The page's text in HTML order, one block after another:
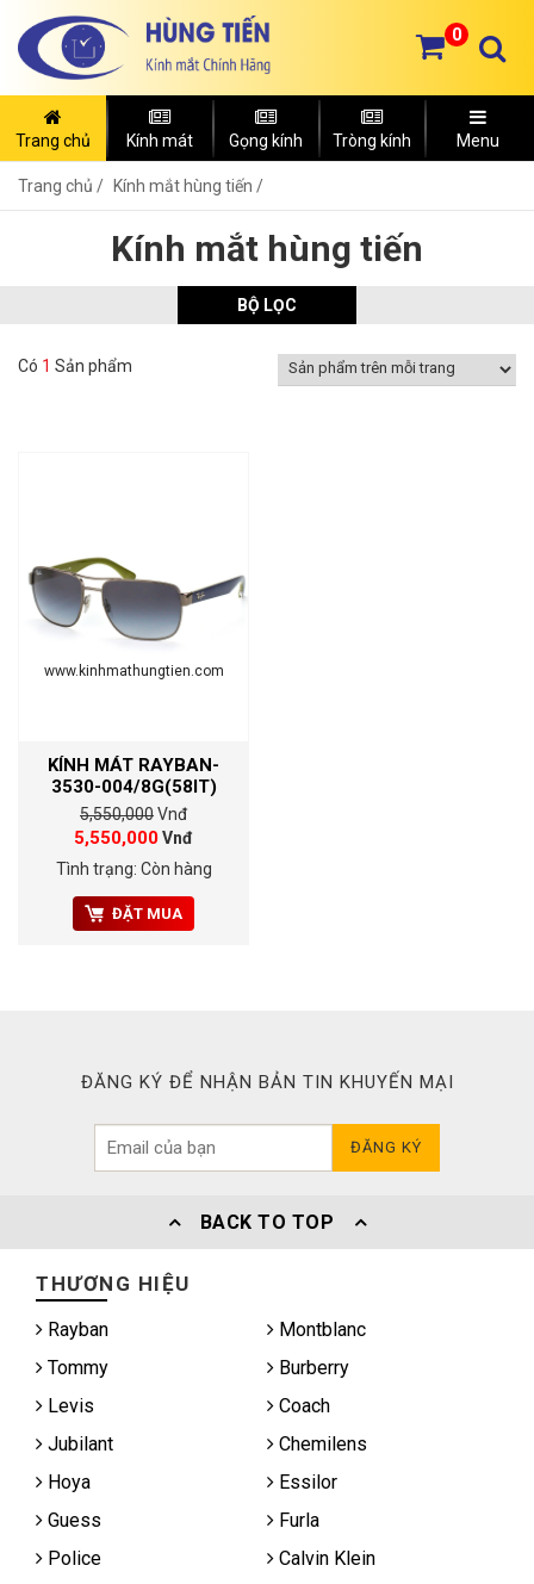
0
Trang chủ Kính mát Gọng kính Tròng kính Menu
Trang chủ Kính mắt hùng tiến /
Kính mắt hùng tiến
BỘ LỌC
Có 1 Sản phẩm
www.kinhmathungtien.com
KÍNH MÁT RAYBAN-
3530-004/8G(58IT)
5,550,000Vnđ
5,550,000Vnđ
Tình trạng: Còn hàng
ĐẶT MUA
ĐĂNG KÝ ĐỂ NHẬN BẢN TIN KHUYẾN MẠI
ĐĂNG KÝ
BACK TO TOP
THƯƠNG HIỆU
Rayban
Montblanc
Tommy
Burberry
Levis
Coach
Jubilant
Chemilens
Hoya
Essilor
Guess
Furla
Police
Calvin Klein